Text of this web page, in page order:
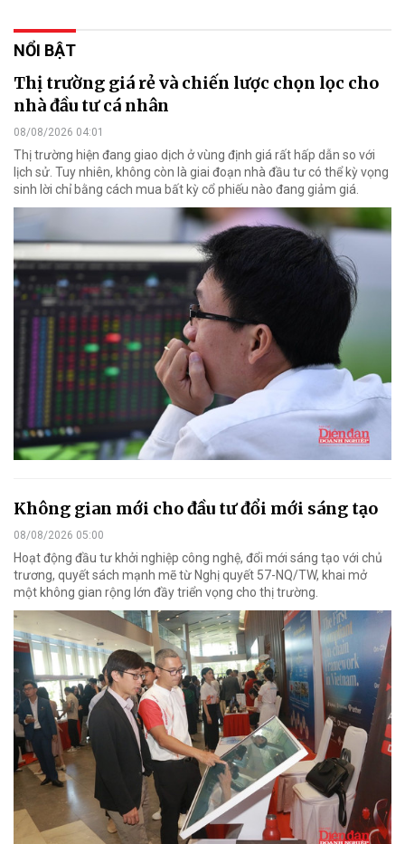
NỔI BẬT
Thị trường giá rẻ và chiến lược chọn lọc cho
nhà đầu tư cá nhân
08/08/2026 04:01
Thị trường hiện đang giao dịch ở vùng định giá rất hấp dẫn so với
lịch sử. Tuy nhiên, không còn là giai đoạn nhà đầu tư có thể kỳ vọng
sinh lời chỉ bằng cách mua bất kỳ cổ phiếu nào đang giảm giá.
Không gian mới cho đầu tư đổi mới sáng tạo
08/08/2026 05:00
Hoạt động đầu tư khởi nghiệp công nghệ, đổi mới sáng tạo với chủ
trương, quyết sách mạnh mẽ từ Nghị quyết 57-NQ/TW, khai mở
một không gian rộng lớn đầy triển vọng cho thị trường.